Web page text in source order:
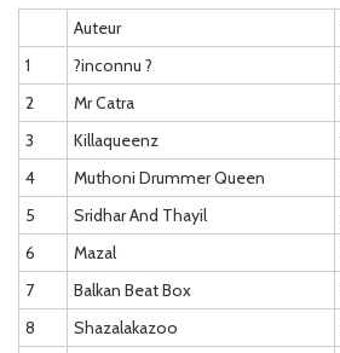
Auteur
1
?inconnu ?
2
Mr Catra
3
Killaqueenz
4
Muthoni Drummer Queen
5
Sridhar And Thayil
6
Mazal
7
Balkan Beat Box
8
Shazalakazoo